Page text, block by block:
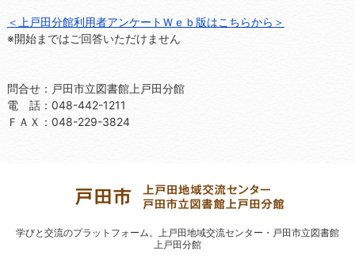
＜上戸田分館利用者アンケートＷｅｂ版はこちらから＞
※開始まではご回答いただけません
問合せ：戸田市立図書館上戸田分館
電 話：048-442-1211
ＦＡＸ：048-229-3824
学びと交流のプラットフォーム。 上戸田地域交流センター・戸田市立図書館
上戸田分館